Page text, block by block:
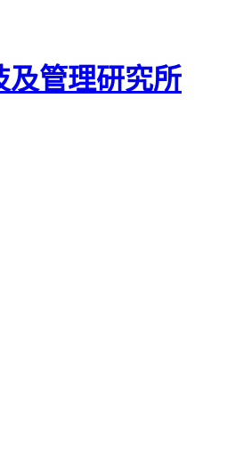
及管理研究所